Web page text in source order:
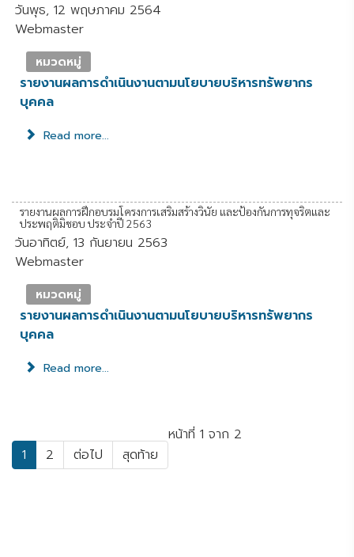
วันพุธ, 12 พฤษภาคม 2564
Webmaster
หมวดหมู่
รายงานผลการดำเนินงานตามนโยบายบริหารทรัพยากร
บุคคล
Read more...
รายงานผลการฝึกอบรมโครงการเสริมสร้างวินัย และป้องกันการทุจริตและ
ประพฤติมิชอบ ประจำปี 2563
วันอาทิตย์, 13 กันยายน 2563
Webmaster
หมวดหมู่
รายงานผลการดำเนินงานตามนโยบายบริหารทรัพยากร
บุคคล
Read more...
หน้าที่ 1 จาก 2
1
2 ต่อไป สุดท้าย